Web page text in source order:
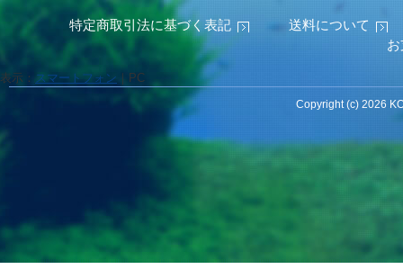
特定商取引法に基づく表記
送料について
表示： スマートフォン PC
Copyright (c) 2026